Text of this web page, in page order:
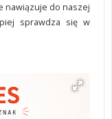
nawiązuje do naszej
sprawdza się w